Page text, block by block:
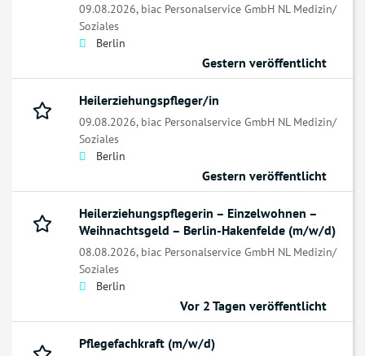
09.08.2026, biac Personalservice GmbH NL Medizin/
Soziales
Berlin
Gestern veröffentlicht
Heilerziehungspfleger/in
09.08.2026, biac Personalservice GmbH NL Medizin/
Soziales
Berlin
Gestern veröffentlicht
Heilerziehungspflegerin – Einzelwohnen –
Weihnachtsgeld – Berlin-Hakenfelde (m/w/d)
08.08.2026, biac Personalservice GmbH NL Medizin/
Soziales
Berlin
Vor 2 Tagen veröffentlicht
Pflegefachkraft (m/w/d)